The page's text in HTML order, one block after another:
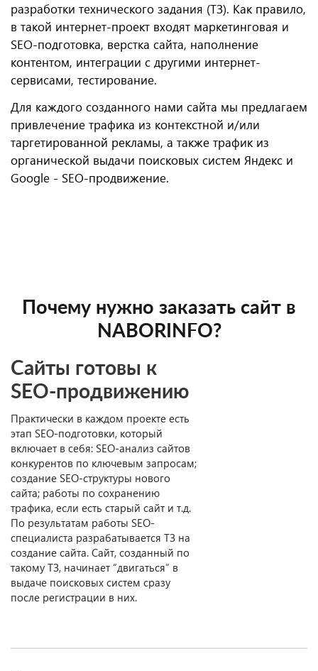
разработки технического задания (ТЗ). Как правило,
в такой интернет-проект входят маркетинговая и
SEO-подготовка, верстка сайта, наполнение
контентом, интеграции с другими интернет-
сервисами, тестирование.
Для каждого созданного нами сайта мы предлагаем
привлечение трафика из контекстной и/или
таргетированной рекламы, а также трафик из
органической выдачи поисковых систем Яндекс и
Google - SEO-продвижение.
Почему нужно заказать сайт в
NABORINFO?
Cайты готовы к
SEO-продвижению
Практически в каждом проекте есть
этап SEO-подготовки, который
включает в себя: SEO-анализ сайтов
конкурентов по ключевым запросам;
создание SEO-структуры нового
сайта; работы по сохранению
трафика, если есть старый сайт и т.д.
По результатам работы SEO-
специалиста разрабатывается ТЗ на
создание сайта. Сайт, созданный по
такому ТЗ, начинает “двигаться” в
выдаче поисковых систем сразу
после регистрации в них.